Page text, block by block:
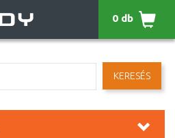
KERESÉS
0 db